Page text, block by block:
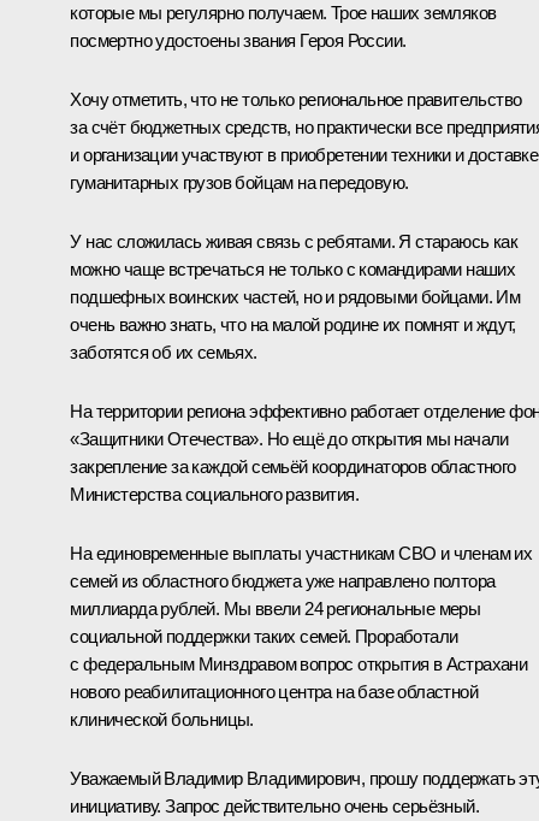
которые мы регулярно получаем. Трое наших земляков
посмертно удостоены звания Героя России.
Хочу отметить, что не только региональное правительство
за счёт бюджетных средств, но практически все
и организации участвуют в приобретении техники и доставке
гуманитарных грузов бойцам на передовую.
У нас сложилась живая связь с ребятами. Я стараюсь как
можно чаще встречаться не только с командирами наших
подшефных воинских частей, но и рядовыми бойцами. Им
очень важно знать, что на малой родине их помнят и ждут,
заботятся об их семьях.
На территории региона эффективно работает отделение
«Защитники Отечества». Но ещё до открытия мы начали
закрепление за каждой семьёй координаторов областного
Министерства социального развития.
На единовременные выплаты участникам СВО и членам их
семей из областного бюджета уже направлено полтора
миллиарда рублей. Мы ввели 24 региональные меры
социальной поддержки таких семей. Проработали
с федеральным Минздравом вопрос открытия в Астрахани
нового реабилитационного центра на базе областной
клинической больницы.
Уважаемый Владимир Владимирович, прошу поддержать
инициативу. Запрос действительно очень серьёзный.